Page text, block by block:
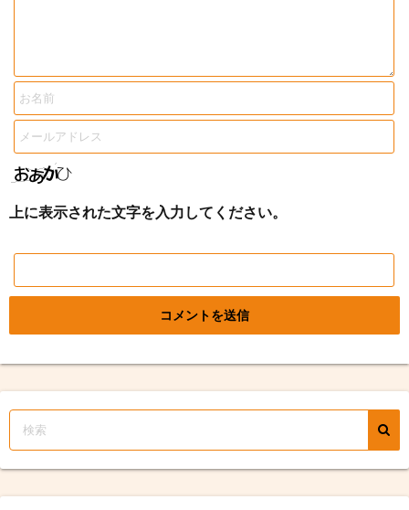
上に表示された文字を入力してください。